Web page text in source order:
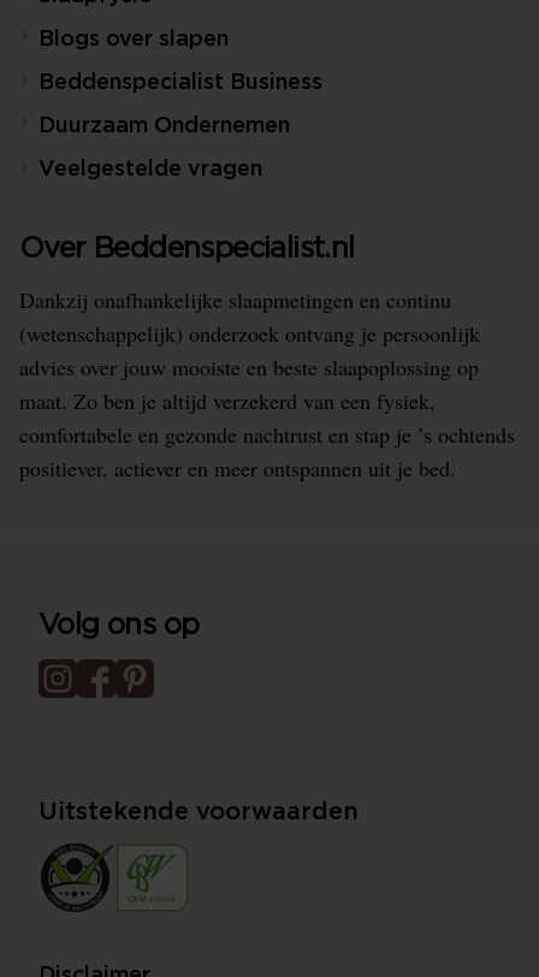
Blogs over slapen
Beddenspecialist Business
Duurzaam Ondernemen
Veelgestelde vragen
Over Beddenspecialist.nl
Dankzij onafhankelijke slaapmetingen en continu
(wetenschappelijk) onderzoek ontvang je persoonlijk
advies over jouw mooiste en beste slaapoplossing op
maat. Zo ben je altijd verzekerd van een fysiek,
comfortabele en gezonde nachtrust en stap je ’s ochtends
positiever, actiever en meer ontspannen uit je bed.
Volg ons op
Uitstekende voorwaarden